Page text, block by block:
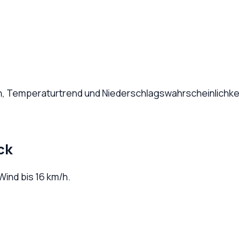
Temperaturtrend und
bis16km/h.